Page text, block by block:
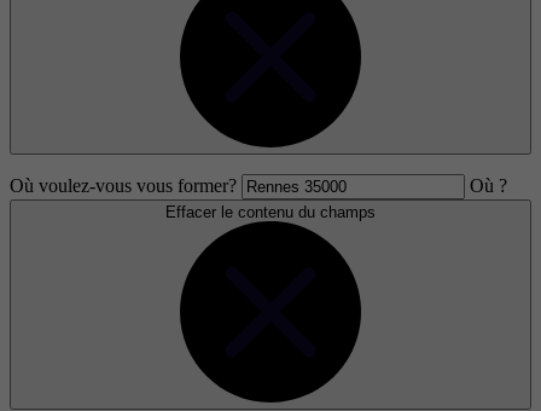
Où voulez-vous vous former? Où ?
Effacer le contenu du champs